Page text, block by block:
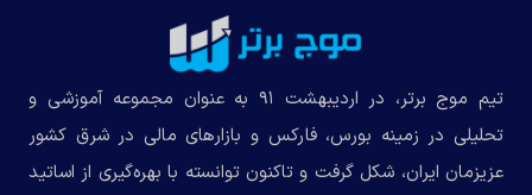
تیم موج برتر، در اردیبهشت ۹۱ به عنوان مجموعه‌ آموزشی و
تحلیلی در زمینه بورس، فارکس و بازارهای مالی در شرق کشور
عزیزمان ایران، شکل گرفت و تاکنون توانسته با بهره‌گیری از اساتید